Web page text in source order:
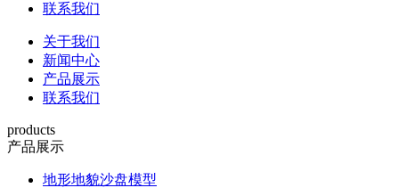
联系我们
关于我们
新闻中心
产品展示
联系我们
products
产品展示
地形地貌沙盘模型